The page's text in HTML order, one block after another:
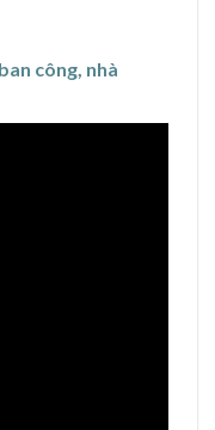
công, nhà